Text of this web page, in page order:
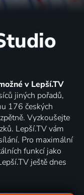
v Lepší.TV
jiných pořadů,
176 českých
Vyzkoušejte
Lepší.TV vám
Pro maximální
funkcí jako
ještě dnes